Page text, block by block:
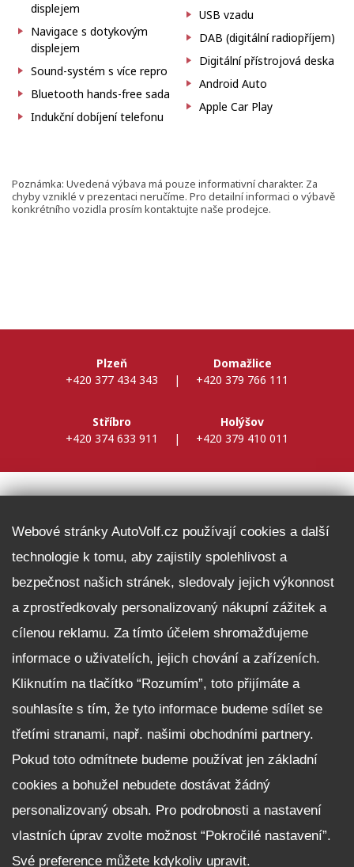
displejem
Navigace s dotykovým
displejem
Sound-systém s více repro
Bluetooth hands-free sada
Indukční dobíjení telefonu
USB vzadu
DAB (digitální radiopříjem)
Digitální přístrojová deska
Android Auto
Apple Car Play
Poznámka: Uvedená výbava má pouze informativní charakter. Za
chyby vzniklé v prezentaci neručíme. Pro detailní informaci o výbavě
konkrétního vozidla prosím kontaktujte naše prodejce.
Plzeň
+420 377 434 343
|
Domažlice
+420 379 766 111
Stříbro
+420 374 633 911
|
Holýšov
+420 379 410 011
Fleet program Škoda
Nabídka zaměstnání
Facebook
Reklamační řád
Zásady zpracování osobních údajů pro zákazníky
Upozornění pro věřitele a společníky na jejich práva
Nastavení cookies
Webové stránky AutoVolf.cz používají cookies a další
technologie k tomu, aby zajistily spolehlivost a
bezpečnost našich stránek, sledovaly jejich výkonnost
a zprostředkovaly personalizovaný nákupní zážitek a
cílenou reklamu. Za tímto účelem shromažďujeme
informace o uživatelích, jejich chování a zařízeních.
Kliknutím na tlačítko “Rozumím”, toto přijímáte a
souhlasíte s tím, že tyto informace budeme sdílet se
třetími stranami, např. našimi obchodními partnery.
Pokud toto odmítnete budeme používat jen základní
cookies a bohužel nebudete dostávat žádný
personalizovaný obsah. Pro podrobnosti a nastavení
vlastních úprav zvolte možnost “Pokročilé nastavení”.
Své preference můžete kdykoliv upravit.